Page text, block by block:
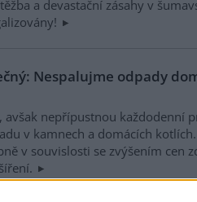
a devastační zásahy v
Nespalujme odpady
avšak nepřípustnou každodenní
v kamnech a domácích
v souvislosti se zvýšením cen